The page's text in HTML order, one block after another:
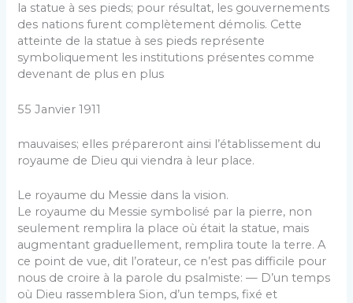
la statue à ses pieds; pour résultat, les gou­vernements
des nations furent complètement démolis. Cette
atteinte de la statue à ses pieds représente
symboliquement les institutions présentes comme
devenant de plus en plus
55 Janvier 1911
mauvaises; elles prépareront ainsi l’établissement du
royaume de Dieu qui viendra à leur place.
Le royaume du Messie dans la vision.
Le royaume du Messie symbolisé par la pierre, non
seule­ment remplira la place où était la statue, mais
augmentant graduellement, remplira toute la terre. A
ce point de vue, dit l’orateur, ce n’est pas difficile pour
nous de croire à la parole du psalmiste: — D’un temps
où Dieu rassemblera Sion, d’un temps, fixé et